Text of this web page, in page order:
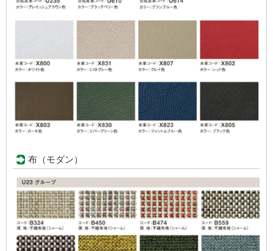
布（モダン）